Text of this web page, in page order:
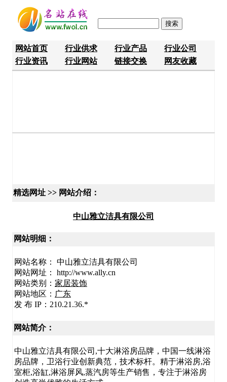
网站首页 行业供求 行业产品
行业公司
行业资讯
行业网站 链接交换 网友收藏
精选网址 >> 网站介绍：
中山雅立洁具有限公司
网站明细：
网站名称： 中山雅立洁具有限公司
网站网址： http://www.ally.cn
网站类别： 家居装饰
网站地区： 广东
发 布 IP：210.21.36.*
网站简介：
中山雅立洁具有限公司,十大淋浴房品牌，中国一线淋浴
房品牌，卫浴行业创新典范，技术标杆。精于淋浴房,浴
室柜,浴缸,淋浴屏风,蒸汽房等生产销售，专注于淋浴房